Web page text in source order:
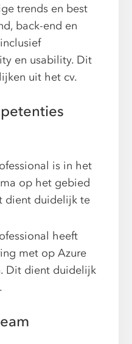
trends en best
back-end en
en usability. Dit
uit het cv.
is in het
op het gebied
dient duidelijk te
heeft
met op Azure
Dit dient duidelijk